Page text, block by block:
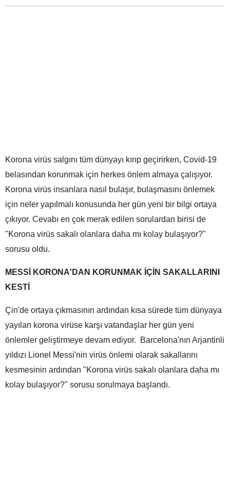
Korona virüs salgını tüm dünyayı kırıp geçirirken, Covid-19
belasından korunmak için herkes önlem almaya çalışıyor.
Korona virüs insanlara nasıl bulaşır, bulaşmasını önlemek
için neler yapılmalı konusunda her gün yeni bir bilgi ortaya
çıkıyor. Cevabı en çok merak edilen sorulardan birisi de
"Korona virüs sakalı olanlara daha mı kolay bulaşıyor?"
sorusu oldu.
MESSİ KORONA'DAN KORUNMAK İÇİN SAKALLARINI
KESTİ
Çin'de ortaya çıkmasının ardından kısa sürede tüm dünyaya
yayılan korona virüse karşı vatandaşlar her gün yeni
önlemler geliştirmeye devam ediyor. Barcelona'nın Arjantinli
yıldızı Lionel Messi'nin virüs önlemi olarak sakallarını
kesmesinin ardından "Korona virüs sakalı olanlara daha mı
kolay bulaşıyor?" sorusu sorulmaya başlandı.